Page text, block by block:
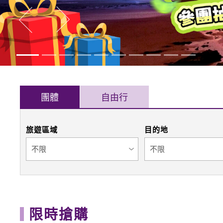
往前 往後
團體 自由行
旅遊區域 目的地
限時搶購